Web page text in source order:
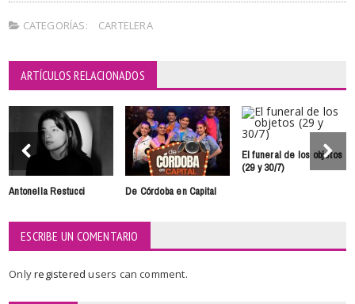
CATEGORÍAS: CARTELERA
ARTÍCULOS RELACIONADOS
Antonella Restucci De Córdoba en Capital
El funeral de los objetos
(29 y 30/7)
ESCRIBE UN COMENTARIO
Onlyregisteredusers can comment.